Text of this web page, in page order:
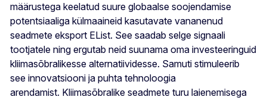
määrustega keelatud suure globaalse soojendamise
potentsiaaliga külmaaineid kasutavate vananenud
seadmete eksport EList. See saadab selge signaali
tootjatele ning ergutab neid suunama oma investeeringuid
kliimasõbralikesse alternatiividesse. Samuti stimuleerib
see innovatsiooni ja puhta tehnoloogia
arendamist. Kliimasõbralike seadmete turu laienemisega